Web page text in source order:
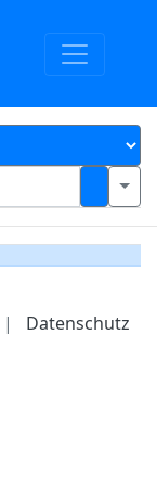
| Datenschutz